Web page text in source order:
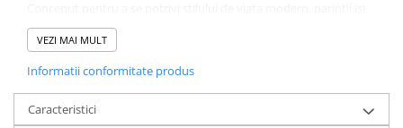
pot avea in sfarsit nou-nascutul aproape, avand totodata mainile
libere. Combinati scaunul cu Balansoarul Cybex LEMO (se
prima zi.
Ajustare fara efort
Un scaun ce se adapteaza pentru a se potrivi in familia dvs. Nu
VEZI MAI MULT
Informatii conformitate produs
Caracteristici